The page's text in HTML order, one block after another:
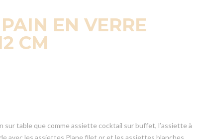
EN VERRE
CM
sur table que comme assiette cocktail sur buffet, l’assiette à
avec les assiettes Plane filet or et les assiettes blanches.